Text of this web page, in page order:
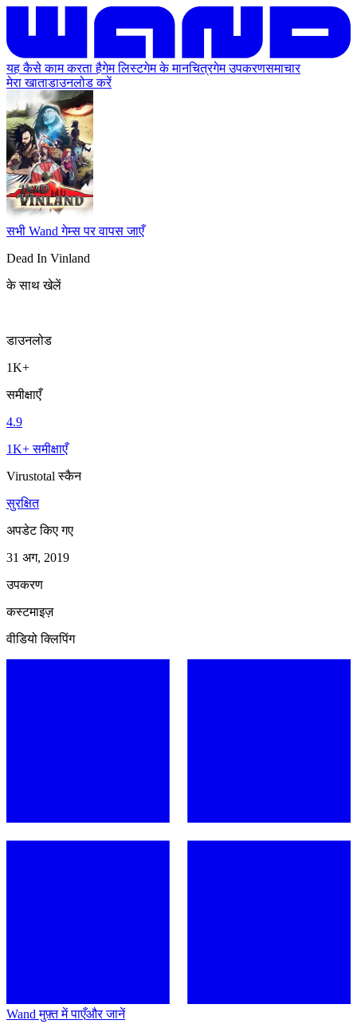
यह कैसे काम करता हैगेम लिस्टगेम के मानचित्रगेम उपकरणसमाचार
मेरा खाताडाउनलोड करें
सभी Wand गेम्स पर वापस जाएँ
Dead In Vinland
के साथ खेलें
डाउनलोड
1K+
समीक्षाएँ
4.9
1K+ समीक्षाएँ
Virustotal स्कैन
सुरक्षित
अपडेट किए गए
31 अग, 2019
उपकरण
कस्टमाइज़
वीडियो क्लिपिंग
Wand मुफ़्त में पाएँऔर जानें